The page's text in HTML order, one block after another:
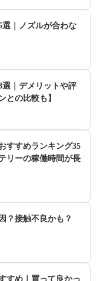
｜ノズルが合わな
選｜デメリットや評
との比較も】
すすめランキング35
リーの稼働時間が長
？接触不良かも？
すめ｜買って良かっ